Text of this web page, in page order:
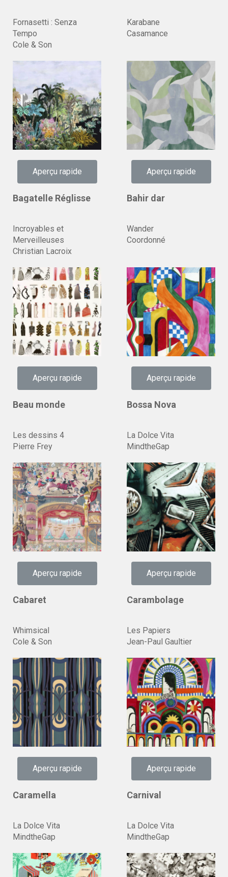
Fornasetti : Senza
Tempo
Cole & Son
Karabane
Casamance
Aperçu rapide
Bagatelle Réglisse
Incroyables et
Merveilleuses
Christian Lacroix
Aperçu rapide
Bahir dar
Wander
Coordonné
Aperçu rapide
Beau monde
Les dessins 4
Pierre Frey
Aperçu rapide
Bossa Nova
La Dolce Vita
MindtheGap
Aperçu rapide
Cabaret
Whimsical
Cole & Son
Aperçu rapide
Carambolage
Les Papiers
Jean-Paul Gaultier
Aperçu rapide
Caramella
La Dolce Vita
MindtheGap
Aperçu rapide
Carnival
La Dolce Vita
MindtheGap